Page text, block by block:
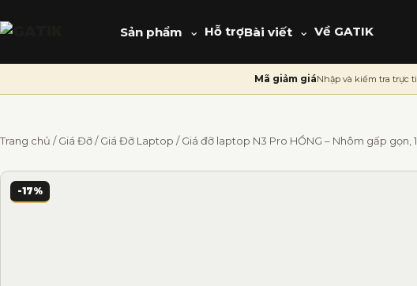
Sản phẩm ⌄ Hỗ trợBài viết ⌄ Về GATIK
Mã giảm giáNhập và kiểm tra trực
Trang chủ /Giá Đỡ/Giá Đỡ Laptop / Giá đỡ laptop N3 Pro HỒNG – Nhôm gấp gọn,
-17%